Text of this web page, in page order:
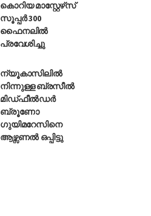
കൊറിയ മാസ്റ്റേഴ്‌സ്
സൂപ്പർ 300
ഫൈനലിൽ
പ്രവേശിച്ചു
ന്യൂകാസിലിൽ
നിന്നുള്ള ബ്രസീൽ
മിഡ്ഫീൽഡർ
ബ്രൂണോ
ഗുയിമറേസിനെ
ആഴ്സണൽ ഒപ്പിട്ടു